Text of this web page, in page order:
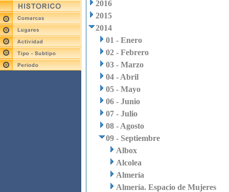
2016
2015
2014
01 - Enero
02 - Febrero
03 - Marzo
04 - Abril
05 - Mayo
06 - Junio
07 - Julio
08 - Agosto
09 - Septiembre
Albox
Alcolea
Almería
Almería. Espacio de Mujeres